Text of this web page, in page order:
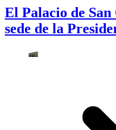
El Palacio de
sede de la